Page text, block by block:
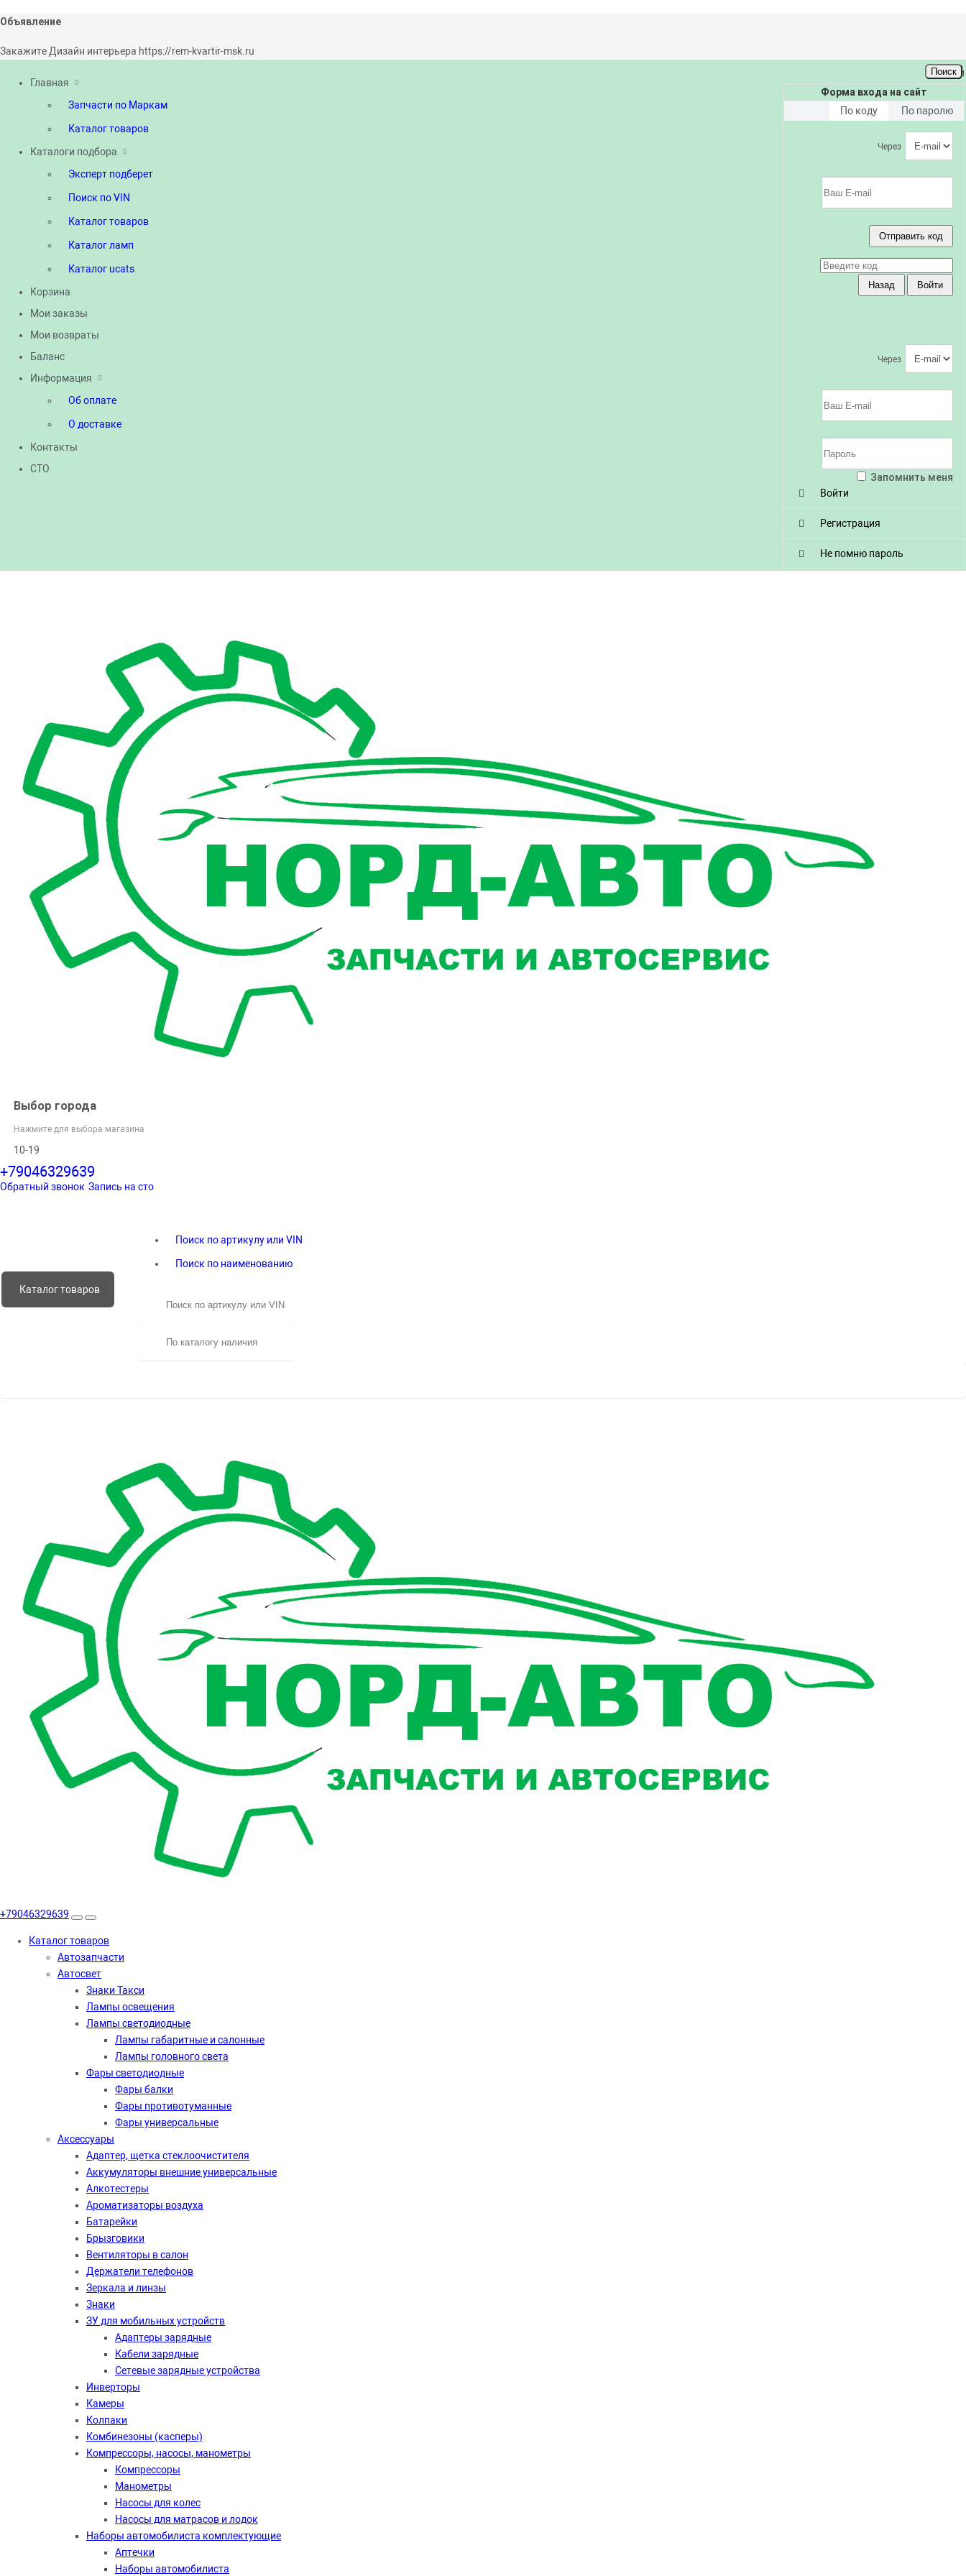
Объявление
Закажите Дизайн интерьера https://rem-kvartir-msk.ru
Главная
Запчасти по Маркам
Каталог товаров
Каталоги подбора
Эксперт подберет
Поиск по VIN
Каталог товаров
Каталог ламп
Каталог ucats
Корзина
Мои заказы
Мои возвраты
Баланс
Информация
Об оплате
О доставке
Контакты
СТО
Войти
Форма входа на сайт
По коду
По паролю
Через
Через
Запомнить меня
Войти
Регистрация
Не помню пароль
Выбор города
Нажмите для выбора магазина
10-19
+79046329639
Обратный звонок Запись на сто
Каталогтоваров
Поиск по артикулу или VIN
Поиск по наименованию
Поиск
Поиск
+79046329639
Каталогтоваров
Автозапчасти
Автосвет
Знаки Такси
Лампы освещения
Лампы светодиодные
Лампы габаритные и салонные
Лампы головного света
Фары светодиодные
Фары балки
Фары противотуманные
Фары универсальные
Аксессуары
Адаптер, щетка стеклоочистителя
Аккумуляторы внешние универсальные
Алкотестеры
Ароматизаторы воздуха
Батарейки
Брызговики
Вентиляторы в салон
Держатели телефонов
Зеркала и линзы
Знаки
ЗУ для мобильных устройств
Адаптеры зарядные
Кабели зарядные
Сетевые зарядные устройства
Инверторы
Камеры
Колпаки
Комбинезоны (касперы)
Компрессоры, насосы, манометры
Компрессоры
Манометры
Насосы для колес
Насосы для матрасов и лодок
Наборы автомобилиста комплектующие
Аптечки
Наборы автомобилиста